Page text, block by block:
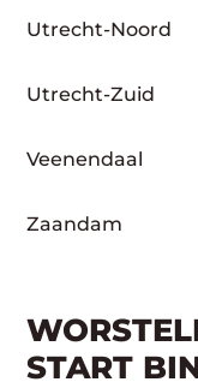
Utrecht-Noord
Utrecht-Zuid
Veenendaal
Zaandam
START